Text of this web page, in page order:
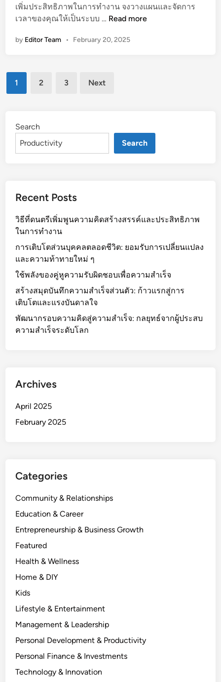
เพิ่มประสิทธิภาพในการทำงาน จงวางแผนและจัดการ
เวลาของคุณให้เป็นระบบ … จั
ส
ว
ส
า
น
ข
ง
Read more
by Editor Team • February 20, 2025
Posts
pagination
1 2 3 Next
Search
Search
Recent Posts
วิธีที่ดนตรีเพิ่มพูนความคิดสร้างสรรค์และประสิทธิภาพ
ในการทำงาน
การเติบโตส่วนบุคคลตลอดชีวิต: ยอมรับการเปลี่ยนแปลง
และความท้าทายใหม่ ๆ
ใช้พลังของคู่หูความรับผิดชอบเพื่อความสำเร็จ
สร้างสมุดบันทึกความสำเร็จส่วนตัว: ก้าวแรกสู่การ
เติบโตและแรงบันดาลใจ
พัฒนากรอบความคิดสู่ความสำเร็จ: กลยุทธ์จากผู้ประสบ
ความสำเร็จระดับโลก
Archives
April 2025
February 2025
Categories
Community & Relationships
Education & Career
Entrepreneurship & Business Growth
Featured
Health & Wellness
Home & DIY
Kids
Lifestyle & Entertainment
Management & Leadership
Personal Development & Productivity
Personal Finance & Investments
Technology & Innovation